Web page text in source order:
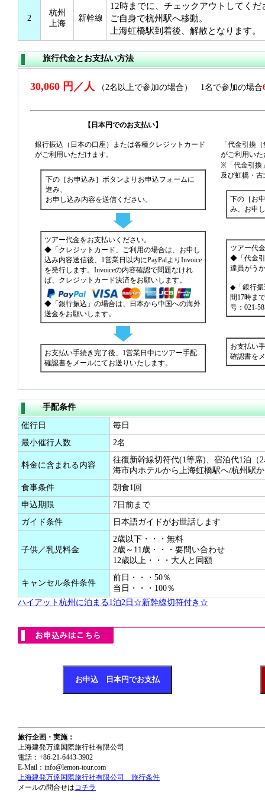
2
杭州
上海
新幹線
12時までに、チェックアウトしてくだ
ご自身で杭州駅へ移動。
上海虹橋駅到着後、解散となります。
旅行代金とお支払い方法
30,060 円／人 （2名以上で参加の場合） 1名で参加の場合
【日本円でのお支払い】
銀行振込（日本の口座）または各種クレジットカード
がご利用いただけます。
下の［お申込み］ボタンよりお申込フォームに
進み、
お申し込み内容を送信ください。
ツアー代金をお支払いください。
◆「クレジットカード」ご利用の場合は、お申し
込み内容送信後、1営業日以内にPayPalよりInvoice
を発行します。Invoiceの内容確認で問題なけれ
ば、クレジットカード決済をお願いします。
◆「銀行振込」の場合は、日本から中国への海外
送金をお願いします。
お支払い手続き完了後、1営業日中にツアー手配
確認書をメールにてお送りいたします。
「代金引換
がご利用い
※「代金引換
及び虹橋・
下の［お
み、お申
ツアー代
◆「代金引
達員がう
◆「銀行振
間17時ま
号：021-
お支払い
確認書を
手配条件
催行日
毎日
最小催行人数
2名
料金に含まれる内容
往復新幹線切符代(1等席)、宿泊代1泊（
海市内ホテルから上海虹橋駅へ/杭州駅
食事条件
朝食1回
申込期限
7日前まで
ガイド条件
日本語ガイドがお世話します
子供／乳児料金
2歳以下・・・無料
2歳～11歳・・・要問い合わせ
12歳以上・・・大人と同額
キャンセル条件条件
前日・・・50％
当日・・・100％
ハイアット杭州に泊まる1泊2日☆新幹線切符付き☆
旅行企画・実施：
上海建発万達国際旅行社有限公司
電話：+86-21-6443-3902
E-Mail：info@lemon-tour.com
上海建発万達国際旅行社有限公司 旅行条件
メールの問合せはコチラ